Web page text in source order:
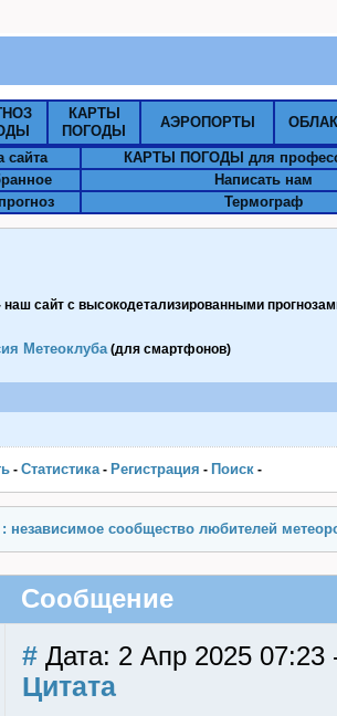
КАРТЫ
ПОГОДЫ
АЭРОПОРТЫ
сайта
КАРТЫ ПОГОДЫ для
Написать нам
Термограф
наш сайт с высокодетализированными
Метеоклуба(для смартфонов)
- Статистика- Pегистрация - Поиск -
независимое сообщество любителей
Сообщение
# Дата: 2 Апр 2025
Цитата